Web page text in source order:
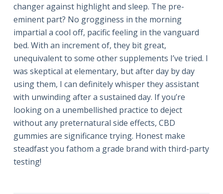
changer against highlight and sleep. The pre-
eminent part? No grogginess in the morning
impartial a cool off, pacific feeling in the vanguard
bed. With an increment of, they bit great,
unequivalent to some other supplements I’ve tried. I
was skeptical at elementary, but after day by day
using them, I can definitely whisper they assistant
with unwinding after a sustained day. If you’re
looking on a unembellished practice to deject
without any preternatural side effects, CBD
gummies are significance trying. Honest make
steadfast you fathom a grade brand with third-party
testing!